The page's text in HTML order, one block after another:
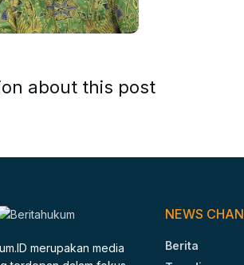
about this post
merupakan media
NEWS
Berita